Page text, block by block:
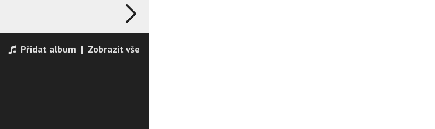
Přidat album | Zobrazit vše